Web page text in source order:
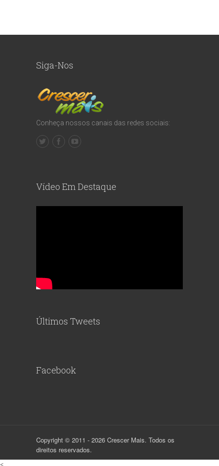
Siga-Nos
Conheça nossos canais das redes sociais:
Vídeo Em Destaque
Últimos Tweets
Facebook
Copyright © 2011 - 2026 Crescer Mais. Todos os
direitos reservados.
<